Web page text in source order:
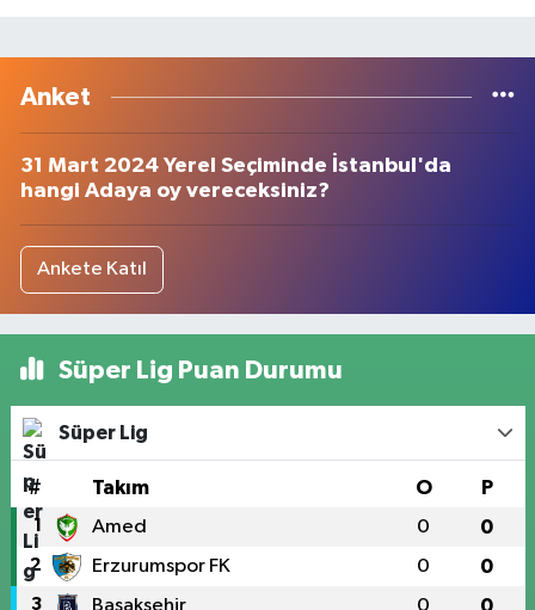
Anket
31 Mart 2024 Yerel Seçiminde İstanbul'da
hangi Adaya oy vereceksiniz?
Ankete Katıl
Süper Lig Puan Durumu
Süper Lig
# Takım O P
1 Amed 0 0
2 Erzurumspor FK 0 0
3 Başakşehir 0 0